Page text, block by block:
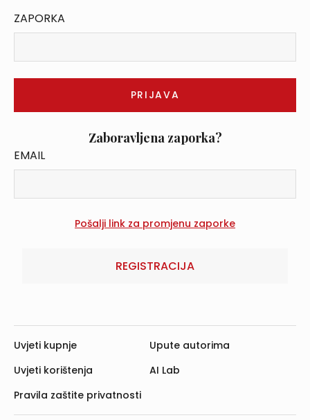
ZAPORKA
Zaboravljena zaporka?
EMAIL
REGISTRACIJA
Uvjeti kupnje
Uvjeti korištenja
Pravila zaštite privatnosti
Upute autorima
AI Lab